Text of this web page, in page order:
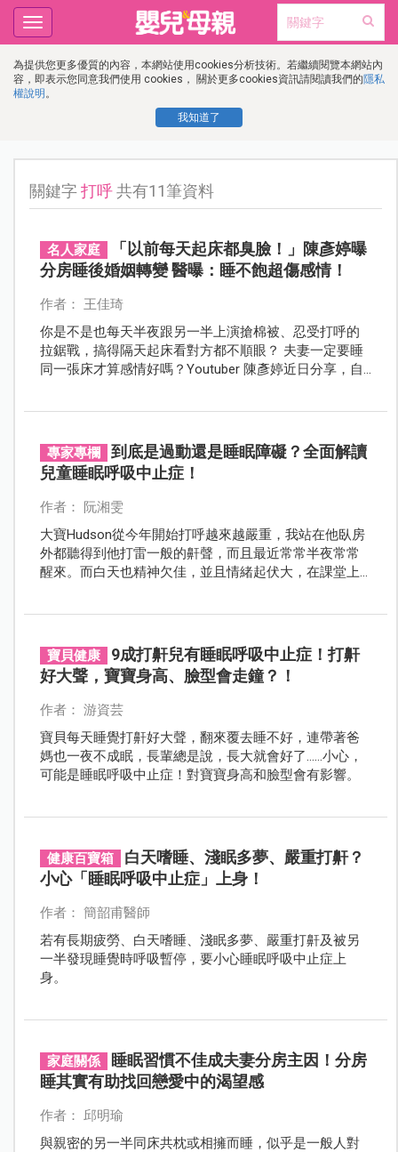
為提供您更多優質的內容，本網站使用cookies分析技術。若繼續閱覽本網站內
容，即表示您同意我們使用 cookies， 關於更多cookies資訊請閱讀我們的隱私
權說明 。
我知道了
Toggle
navigation
關鍵字打呼共有11筆資料
名人家庭
「以前每天起床都臭臉！」陳彥婷曝
分房睡後婚姻轉變 醫曝：睡不飽超傷感情！
作者： 王佳琦
你是不是也每天半夜跟另一半上演搶棉被、忍受打呼的
拉鋸戰，搞得隔天起床看對方都不順眼？ 夫妻一定要睡
同一張床才算感情好嗎？Youtuber 陳彥婷近日分享，自
不該分房睡？其實影響婚姻的未必是感情，而是你們到
底有沒有睡飽！
專家專欄
到底是過動還是睡眠障礙？全面解讀
兒童睡眠呼吸中止症！
作者： 阮湘雯
大寶Hudson從今年開始打呼越來越嚴重，我站在他臥房
外都聽得到他打雷一般的鼾聲，而且最近常常半夜常常
醒來。而白天也精神欠佳，並且情緒起伏大，在課堂上
寶貝健康
9成打鼾兒有睡眠呼吸中止症！打鼾
好大聲，寶寶身高、臉型會走鐘？！
作者： 游資芸
寶貝每天睡覺打鼾好大聲，翻來覆去睡不好，連帶著爸
媽也一夜不成眠，長輩總是說，長大就會好了……小心，
可能是睡眠呼吸中止症！對寶寶身高和臉型會有影響。
健康百寶箱
白天嗜睡、淺眠多夢、嚴重打鼾？
小心「睡眠呼吸中止症」上身！
作者： 簡韶甫醫師
若有長期疲勞、白天嗜睡、淺眠多夢、嚴重打鼾及被另
一半發現睡覺時呼吸暫停，要小心睡眠呼吸中止症上
身。
家庭關係
睡眠習慣不佳成夫妻分房主因！分房
睡其實有助找回戀愛中的渴望感
作者： 邱明瑜
與親密的另一半同床共枕或相擁而睡，似乎是一般人對